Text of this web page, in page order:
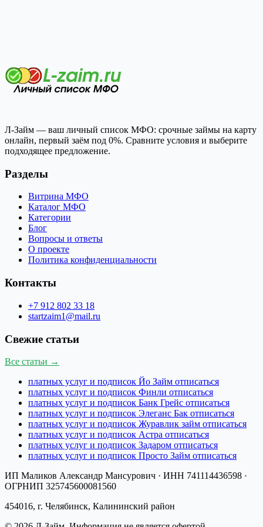
Л-Займ — ваш личный список МФО: срочные займы на карту
онлайн, первый заём под 0%. Сравните условия и выберите
подходящее предложение.
Разделы
Витрина МФО
Каталог МФО
Категории
Блог
Вопросы и ответы
О проекте
Политика конфиденциальности
Контакты
+7 912 802 33 18
startzaim1@mail.ru
Свежие статьи
Все статьи →
платных услуг и подписок Йо Займ отписаться
платных услуг и подписок Финли отписаться
платных услуг и подписок Банк Грейс отписаться
платных услуг и подписок Элеганс Бак отписаться
платных услуг и подписок Журавлик займ отписаться
платных услуг и подписок Астра отписаться
платных услуг и подписок Задаром отписаться
платных услуг и подписок Просто Займ отписаться
ИП Маликов Александр Мансурович · ИНН 741114436598 ·
ОГРНИП 325745600081560
454016, г. Челябинск, Калининский район